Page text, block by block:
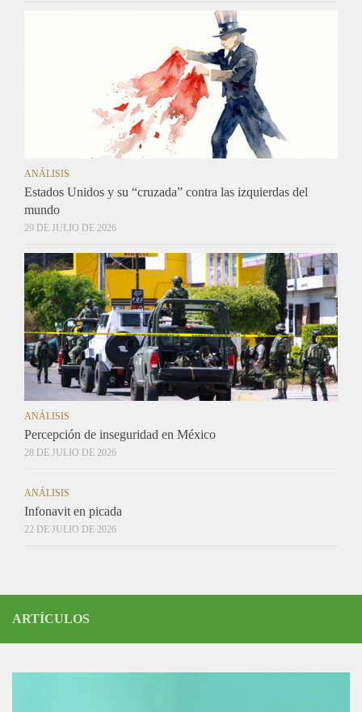
ANÁLISIS
Estados Unidos y su “cruzada” contra las izquierdas del
mundo
29 DE JULIO DE 2026
ANÁLISIS
Percepción de inseguridad en México
28 DE JULIO DE 2026
ANÁLISIS
Infonavit en picada
22 DE JULIO DE 2026
ARTÍCULOS